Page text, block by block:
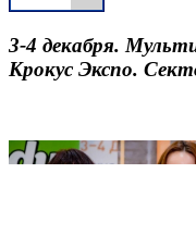
3-4 декабря.
Крокус Экспо.